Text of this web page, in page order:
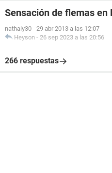
Sensación de flemas en
nathaly30 - 29 abr 2013 a las 12:07
Heyson - 26 sep 2023 a las 20:56
266 respuestas